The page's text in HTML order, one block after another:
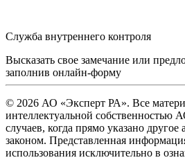
Служба внутреннего контроля
Высказать свое замечание или
заполнив онлайн-форму
© 2026 АО «Эксперт РА». Все
интеллектуальной собственностью
случаев, когда прямо указано
законом. Представленная
использования исключительно в